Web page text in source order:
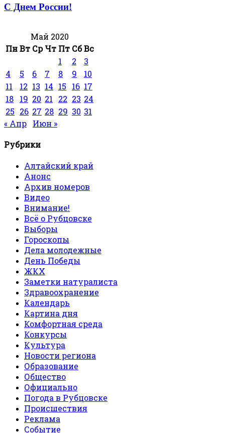
С Днем России!
Май 2020
ПнВт Ср Чт Пт СбВс
1
2
3
4
5 6 7 8 9
10
11
12 13 14 15 16 17
18
19 20 21 22 23 24
25 26 27 28 29 30 31
« Апр
Июн »
Рубрики
Алтайский край
Анонс
Архив номеров
Видео
Внимание!
Всё о Рубцовске
Выборы
Гороскопы
Дела молодежные
День Победы
ЖКХ
Заметки натуралиста
Здравоохранение
Календарь
Картина дня
Комфортная среда
Конкурсы
Культура
Новости региона
Образование
Общество
Официально
Погода в Рубцовске
Происшествия
Реклама
Событие